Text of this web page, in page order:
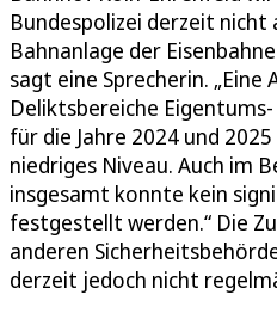
Bundespolizei derzeit
Bahnanlage der
sagt eine Sprecherin. „Eine
Deliktsbereiche
für die Jahre 2024 und
niedriges Niveau. Auch im
insgesamt konnte kein
festgestellt werden.“ Die
anderen
derzeit jedoch nicht